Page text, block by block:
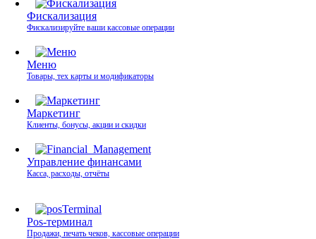
Фискализация
Фискализируйте ваши кассовые операции
Меню
Товары, тех карты и модификаторы
Маркетинг
Клиенты, бонусы, акции и скидки
Управление финансами
Касса, расходы, отчёты
Pos-терминал
Продажи, печать чеков, кассовые операции